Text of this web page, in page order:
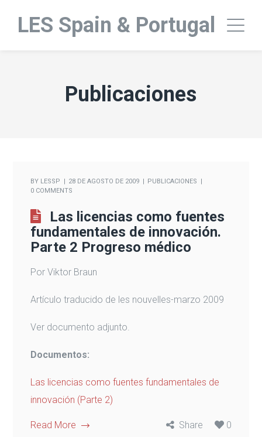
LES Spain & Portugal
Publicaciones
BY LESSP 28 DE AGOSTO DE 2009
PUBLICACIONES
0 COMMENTS
Las licencias como fuentes
fundamentales de innovación.
Parte 2 Progreso médico
Por Viktor Braun
Artículo traducido de les nouvelles-marzo 2009
Ver documento adjunto.
Documentos:
Las licencias como fuentes fundamentales de
innovación (Parte 2)
Read More Share 0